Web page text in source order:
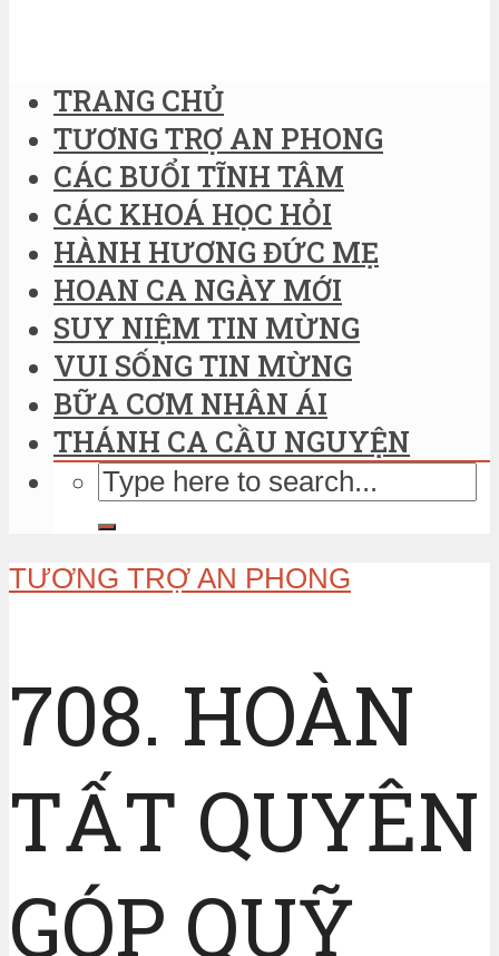
TRANG CHỦ
TƯƠNG TRỢ AN PHONG
CÁC BUỔI TĨNH TÂM
CÁC KHOÁ HỌC HỎI
HÀNH HƯƠNG ĐỨC MẸ
HOAN CA NGÀY MỚI
SUY NIỆM TIN MỪNG
VUI SỐNG TIN MỪNG
BỮA CƠM NHÂN ÁI
THÁNH CA CẦU NGUYỆN
TƯƠNG TRỢ AN PHONG
708. HOÀN
TẤT QUYÊN
GÓP QUỸ